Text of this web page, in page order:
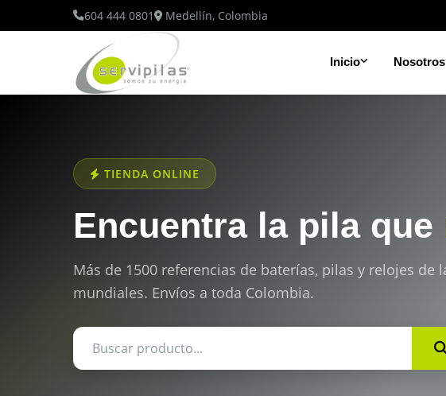
604 444 0801 Medellín, Colombia
Inicio Nosotros
TIENDA ONLINE
Encuentra la pila que
Más de 1500 referencias de baterías, pilas y relojes de
mundiales. Envíos a toda Colombia.